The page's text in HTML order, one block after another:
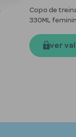
Copo de
330ML
ver